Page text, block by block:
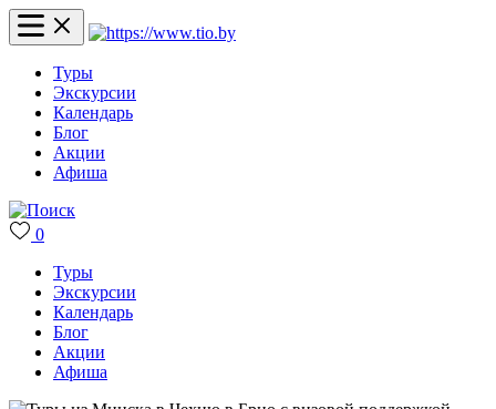
Туры
Экскурсии
Календарь
Блог
Акции
Афиша
0
Туры
Экскурсии
Календарь
Блог
Акции
Афиша